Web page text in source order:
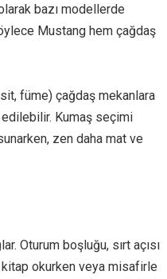
bazı modellerde
Mustang hem çağdaş
füme) çağdaş mekanlara
Kumaş seçimi
zen daha mat ve
Oturum boşluğu, sırt açısı
okurken veya misafirle